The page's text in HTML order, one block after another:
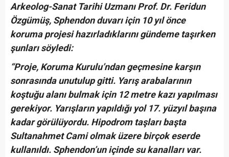
Arkeolog-Sanat Tarihi Uzmanı Prof. Dr. Feridun
Özgümüş, Sphendon duvarı için 10 yıl önce
koruma projesi hazırladıklarını gündeme taşırken
şunları söyledi:
“Proje, Koruma Kurulu’ndan geçmesine karşın
sonrasında unutulup gitti. Yarış arabalarının
koştuğu alanı bulmak için 12 metre kazı yapılması
gerekiyor. Yarışların yapıldığı yol 17. yüzyıl başına
kadar görülüyordu. Hipodrom taşları başta
Sultanahmet Cami olmak üzere birçok eserde
kullanıldı. Sphendon’un içinde su kanalları var.